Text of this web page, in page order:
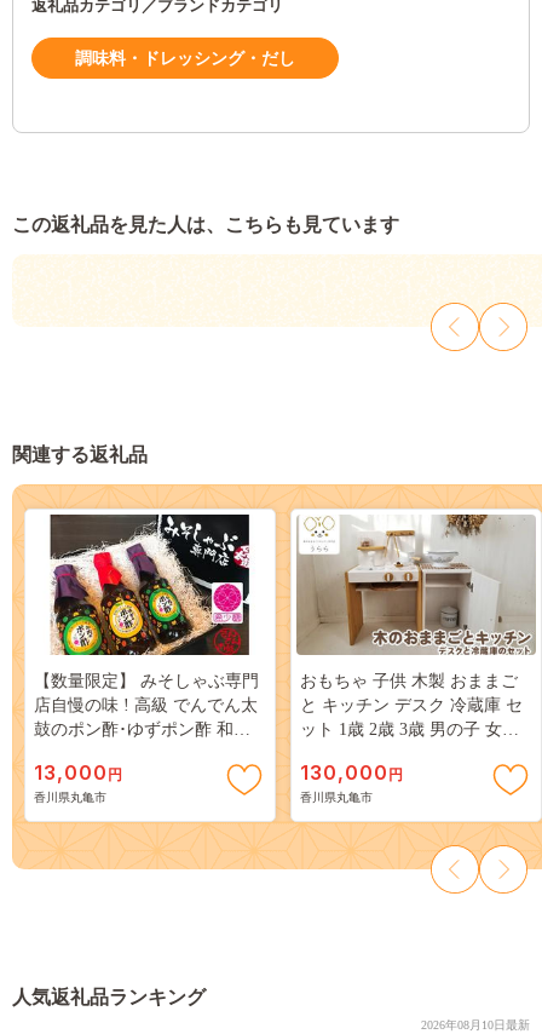
返礼品カテゴリ／ブランドカテゴリ
調味料・ドレッシング・だし
この返礼品を見た人は、こちらも見ています
関連する返礼品
【数量限定】 みそしゃぶ専門
店自慢の味 ! 高級 でんでん太
鼓のポン酢･ゆずポン酢 和三
13,000 円
香川県丸亀市
おもちゃ 子供 木製 おままご
と キッチン デスク 冷蔵庫 セ
ット 1歳 2歳 3歳 男の子 女の
玩具 安心 安全 子ども キッズ
木 木製おもちゃ 木製玩具 ナ
チュラル 誕生日 プレゼント
お祝い 七五三 バースデー 香
川県 丸亀市
130,000 円
香川県丸亀市
人気返礼品ランキング
2026年08月10日最新